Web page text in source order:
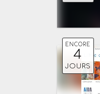
ENCORE
4
JOURS